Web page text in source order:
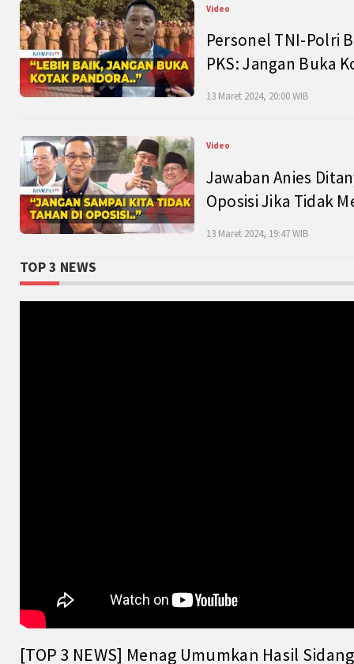
Video
Personel TNI-Polri
PKS: Jangan Buka
13 Maret 2024, 20:00 WIB
Video
Jawaban Anies
Oposisi Jika Tidak
13 Maret 2024, 19:47 WIB
TOP 3 NEWS
[TOP 3 NEWS] Menag Umumkan Hasil